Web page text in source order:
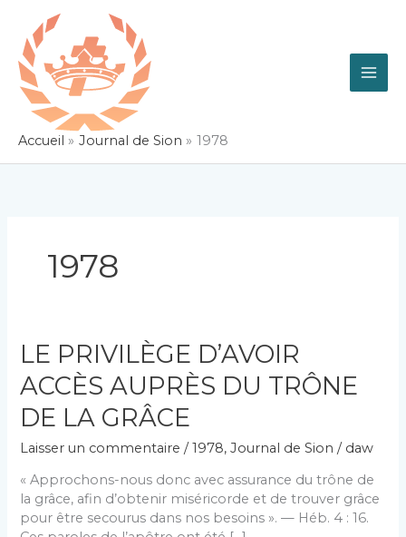
contenu
Accueil Journal de Sion 1978
1978
LE PRIVILÈGE D’AVOIR
ACCÈS AUPRÈS DU TRÔNE
DE LA GRÂCE
Laisser un commentaire /1978,Journal de Sion / daw
« Approchons-nous donc avec assurance du trône de
la grâce, afin d’obtenir miséricorde et de trouver grâce
pour être secourus dans nos besoins ». — Héb. 4 : 16.